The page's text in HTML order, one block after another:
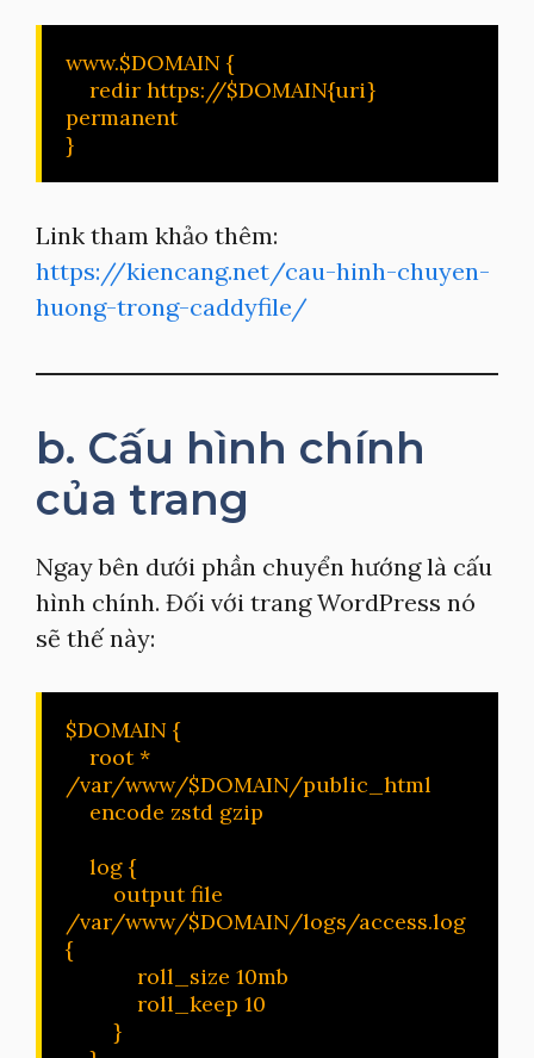
www.$DOMAIN {
permanent
}
Link tham khảo thêm:
https://kiencang.net/cau-hinh-chuyen-
huong-trong-caddyfile/
b. Cấu hình chính
của trang
Ngay bên dưới phần chuyển hướng là cấu
hình chính. Đối với trang WordPress nó
sẽ thế này:
$DOMAIN {
/var/www/$DOMAIN/public_html
/var/www/$DOMAIN/logs/access.log
{